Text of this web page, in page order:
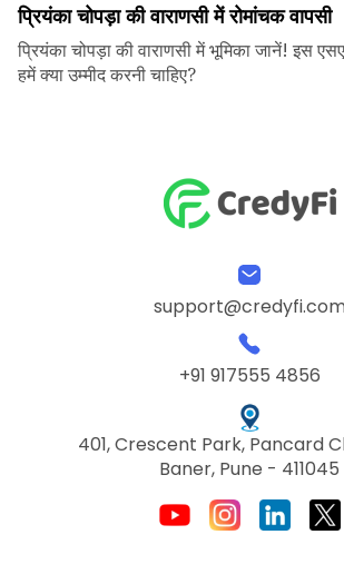
प्रियंका चोपड़ा की वाराणसी में रोमांचक वापसी
प्रियंका चोपड़ा की वाराणसी में भूमिका जानें! इस
हमें क्या उम्मीद करनी चाहिए?
+91 917555 4856
401, Crescent Park, Pancard
Baner, Pune - 411045